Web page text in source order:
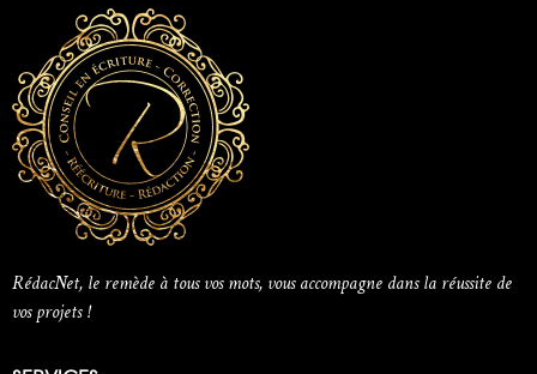
RédacNet, le remède à tous vos mots, vous accompagne dans la réussite de
vos projets !